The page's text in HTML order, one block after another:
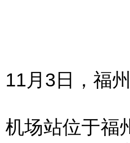
11月3日，福
机场站位于福